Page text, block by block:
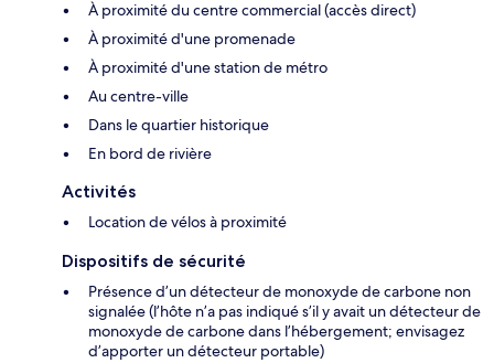
À proximité du centre commercial (accès direct)
À proximité d'une promenade
À proximité d'une station de métro
Au centre-ville
Dans le quartier historique
En bord de rivière
Activités
Location de vélos à proximité
Dispositifs de sécurité
Présence d’un détecteur de monoxyde de carbone non
signalée (l’hôte n’a pas indiqué s’il y avait un détecteur de
monoxyde de carbone dans l’hébergement; envisagez
d’apporter un détecteur portable)